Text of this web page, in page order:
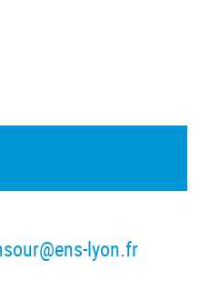
lyon.fr